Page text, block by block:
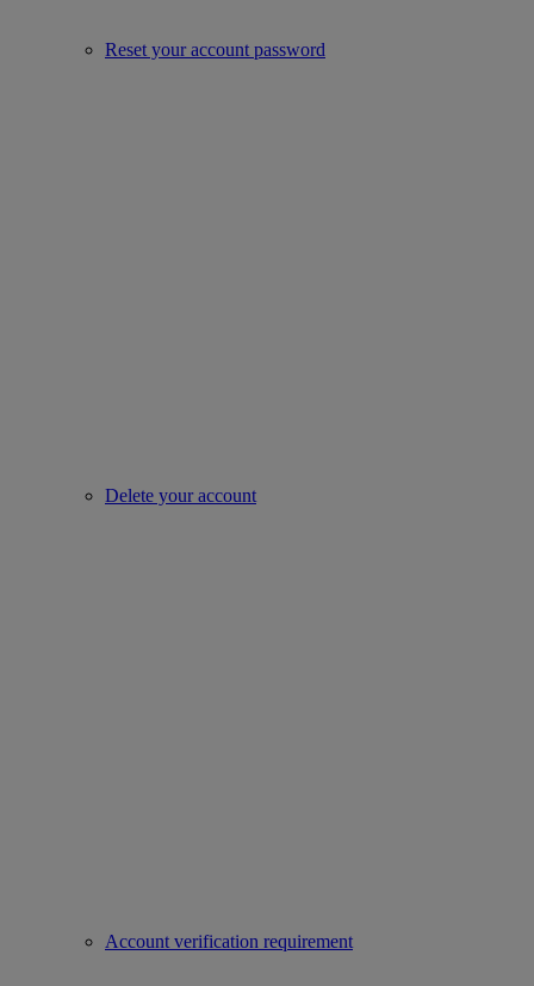
Reset your account password
Delete your account
Account verification requirement